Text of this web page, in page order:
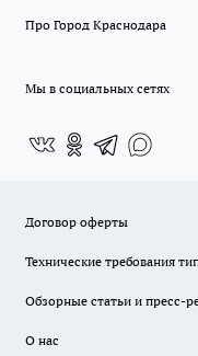
Про Город Краснодара
Мы в социальных сетях
Договор оферты
Технические требования
Обзорные статьи и пресс-
О нас